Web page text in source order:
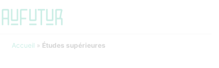
Accueil » Études supérieures